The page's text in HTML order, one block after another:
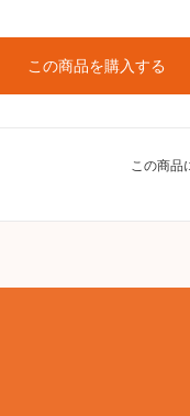
この商品を購入する
この商品